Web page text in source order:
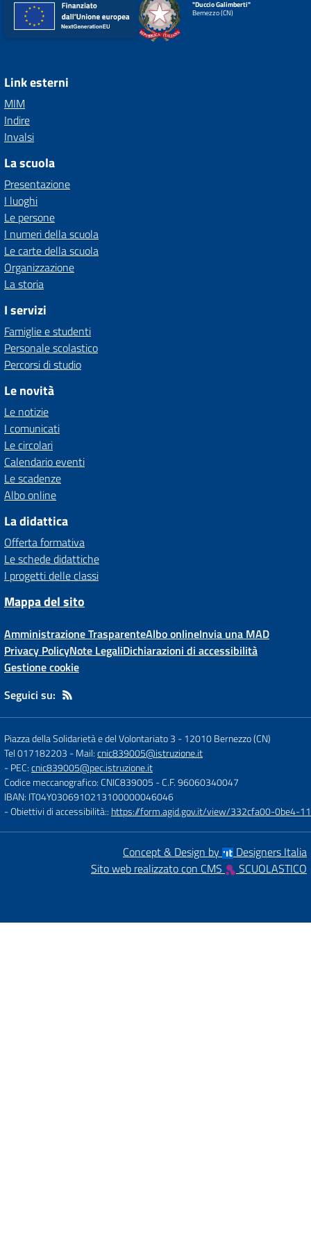
"Duccio Galimberti"
Bernezzo (CN)
Link esterni
MIM
Indire
Invalsi
La scuola
Presentazione
I luoghi
Le persone
I numeri della scuola
Le carte della scuola
Organizzazione
La storia
I servizi
Famiglie e studenti
Personale scolastico
Percorsi di studio
Le novità
Le notizie
I comunicati
Le circolari
Calendario eventi
Le scadenze
Albo online
La didattica
Offerta formativa
Le schede didattiche
I progetti delle classi
Mappa del sito
Amministrazione TrasparenteAlbo onlineInvia una MAD
Privacy PolicyNote LegaliDichiarazioni di accessibilità
Gestione cookie
Seguici su:
Piazza della Solidarietà e del Volontariato 3 -12010 Bernezzo (CN)
Tel 017182203 - Mail:cnic839005@istruzione.it
- PEC:cnic839005@pec.istruzione.it
Codice meccanografico: CNIC839005 - C.F. 96060340047
IBAN: IT04Y0306910213100000046046
- Obiettivi di accessibilità:: https://form.agid.gov.it/view/332cfa00-0be4-
Concept & Design by
Designers Italia
Sito web realizzato con CMS
SCUOLASTICO